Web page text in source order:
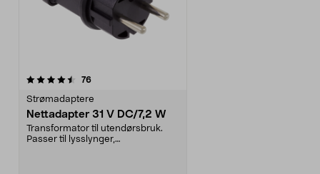
76anmeldelser
Strømadaptere
Nettadapter 31 V DC/7,2 W
Transformator til utendørsbruk.
Passer til lysslynger,